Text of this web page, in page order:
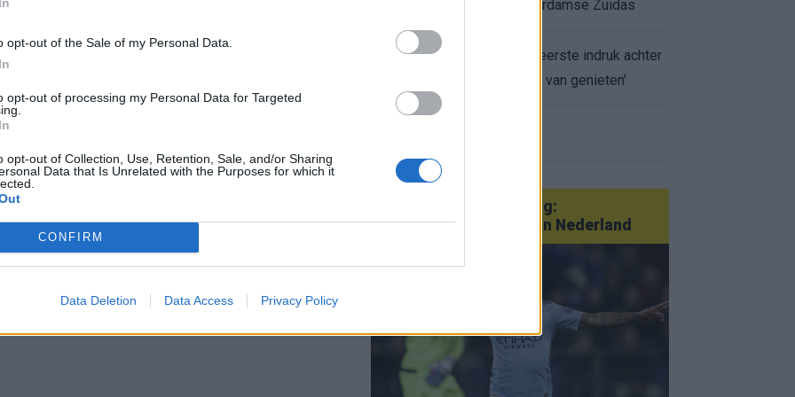
opt-out of the Sale of my Personal Data.
opt-out of processing my Personal Data for Targeted
opt-out of Collection, Use, Retention, Sale, and/or Sharing
Data that Is Unrelated with the Purposes for which it
CONFIRM
Data Deletion Data Access Privacy Policy
Ajax en FC Twente in Europa
"Kampioen met Jong Ajax"
geschiedenis met rode kaart in WK-finale
League? Dit zijn de belangrijke data
terugkeer: NEC onderzoekt komst van Ajax-icoon
appartement op Amsterdamse Zuidas
Marcos Leonardo laat eerste indruk achter
bij Ajax: 'Hier gaan fans van genieten'
Van Götze tot Sterling:
statementtransfers in Nederland